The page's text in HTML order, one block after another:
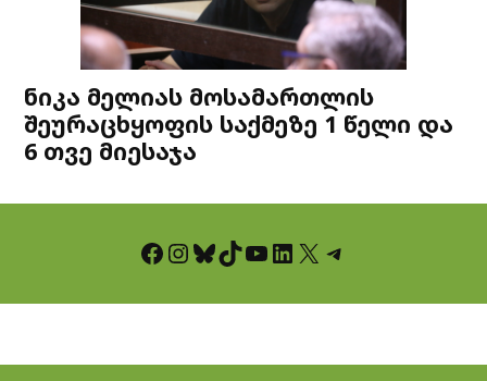
ნიკა მელიას მოსამართლის
შეურაცხყოფის საქმეზე 1 წელი და
6 თვე მიესაჯა
Facebook InstagramBluesky TikTok YouTube LinkedIn X Telegram